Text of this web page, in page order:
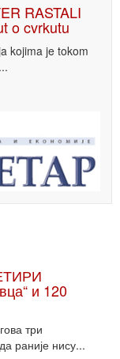
RASTALI
o cvrkutu
kojima je tokom
и 120
три
раније нису...